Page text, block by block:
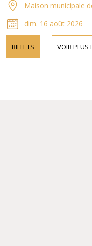
Maison municipale
dim. 16 août 2026
BILLETS VOIR PLUS